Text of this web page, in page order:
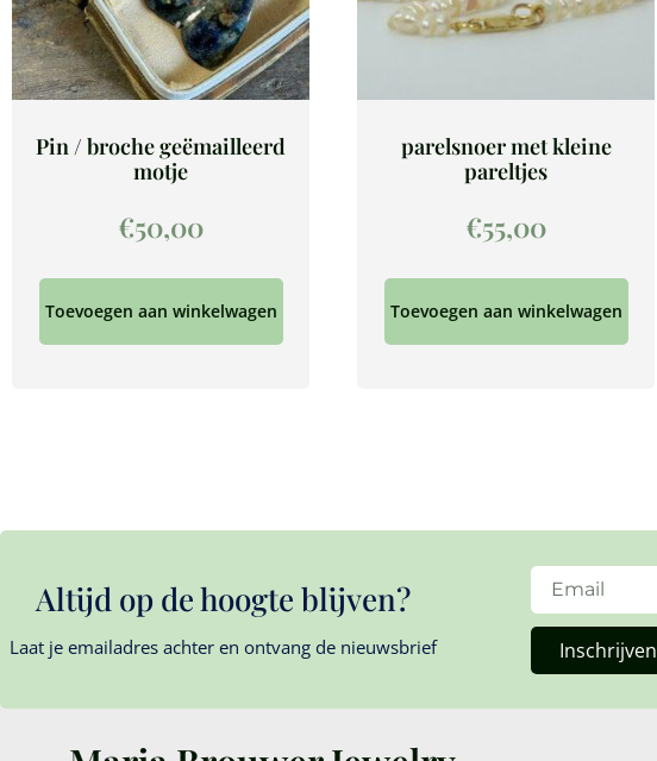
Pin / broche geëmailleerd
motje
€50,00
Toevoegen aan winkelwagen
parelsnoer met kleine
pareltjes
€55,00
Toevoegen aan winkelwagen
Altijd op de hoogte blijven?
Laat je emailadres achter en ontvang de nieuwsbrief Inschrijven